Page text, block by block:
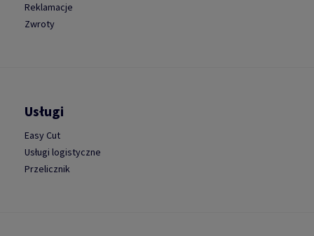
Reklamacje
Zwroty
Usługi
Easy Cut
Usługi logistyczne
Przelicznik